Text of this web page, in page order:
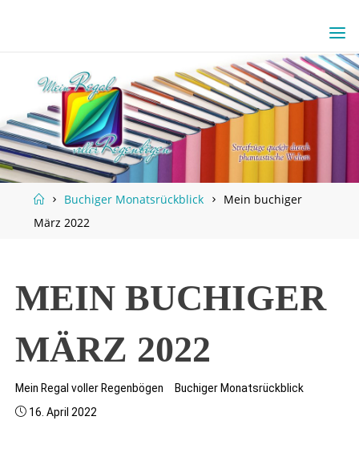
HomeBuchiger Monatsrückblick
Mein buchiger
März 2022
MEIN BUCHIGER
MÄRZ 2022
Mein Regal voller Regenbögen
Buchiger Monatsrückblick
16. April 2022